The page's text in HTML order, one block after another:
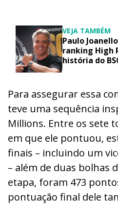
VEJA TAMBÉM
Paulo
ranking High
história do
Para assegurar essa
teve uma sequência
Millions. Entre os sete
em que ele pontuou,
finais – incluindo um
– além de duas bolhas
etapa, foram 473
pontuação final dele